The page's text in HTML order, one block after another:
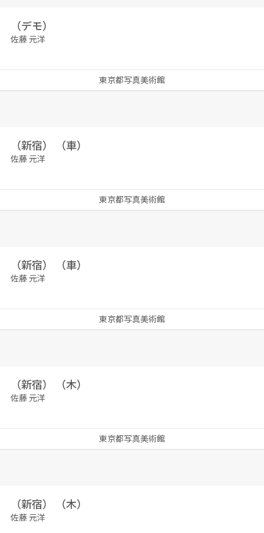
（デモ）
佐藤 元洋
東京都写真美術館
（新宿） （車）
佐藤 元洋
東京都写真美術館
（新宿） （車）
佐藤 元洋
東京都写真美術館
（新宿） （木）
佐藤 元洋
東京都写真美術館
（新宿） （木）
佐藤 元洋